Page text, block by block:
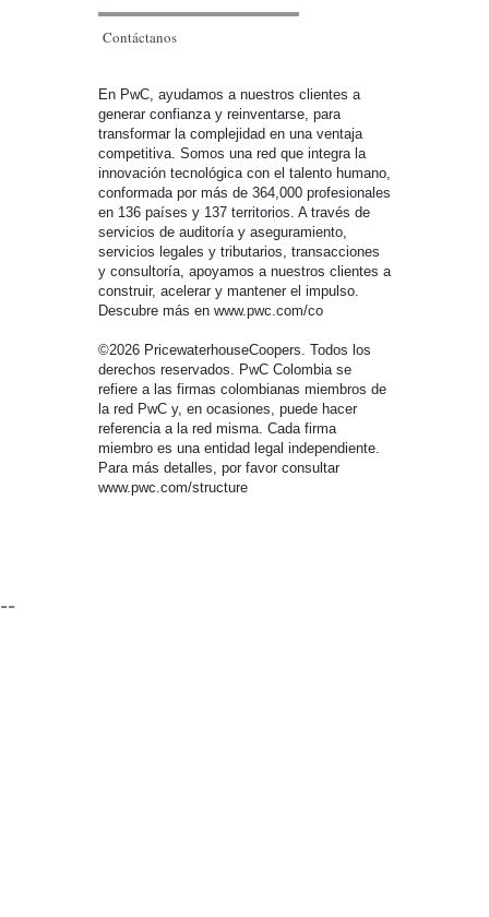
Contáctanos
En PwC, ayudamos a nuestros clientes a
generar confianza y reinventarse, para
transformar la complejidad en una ventaja
competitiva. Somos una red que integra la
innovación tecnológica con el talento humano,
conformada por más de 364,000 profesionales
en 136 países y 137 territorios. A través de
servicios de auditoría y aseguramiento,
servicios legales y tributarios, transacciones
y consultoría, apoyamos a nuestros clientes a
construir, acelerar y mantener el impulso.
Descubre más en www.pwc.com/co
©2026 PricewaterhouseCoopers. Todos los
derechos reservados. PwC Colombia se
refiere a las firmas colombianas miembros de
la red PwC y, en ocasiones, puede hacer
referencia a la red misma. Cada firma
miembro es una entidad legal independiente.
Para más detalles, por favor consultar
www.pwc.com/structure
--